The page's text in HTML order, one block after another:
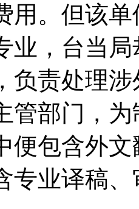
用。但该
业，台当
负责处理
管部门，
便包含外
专业译稿